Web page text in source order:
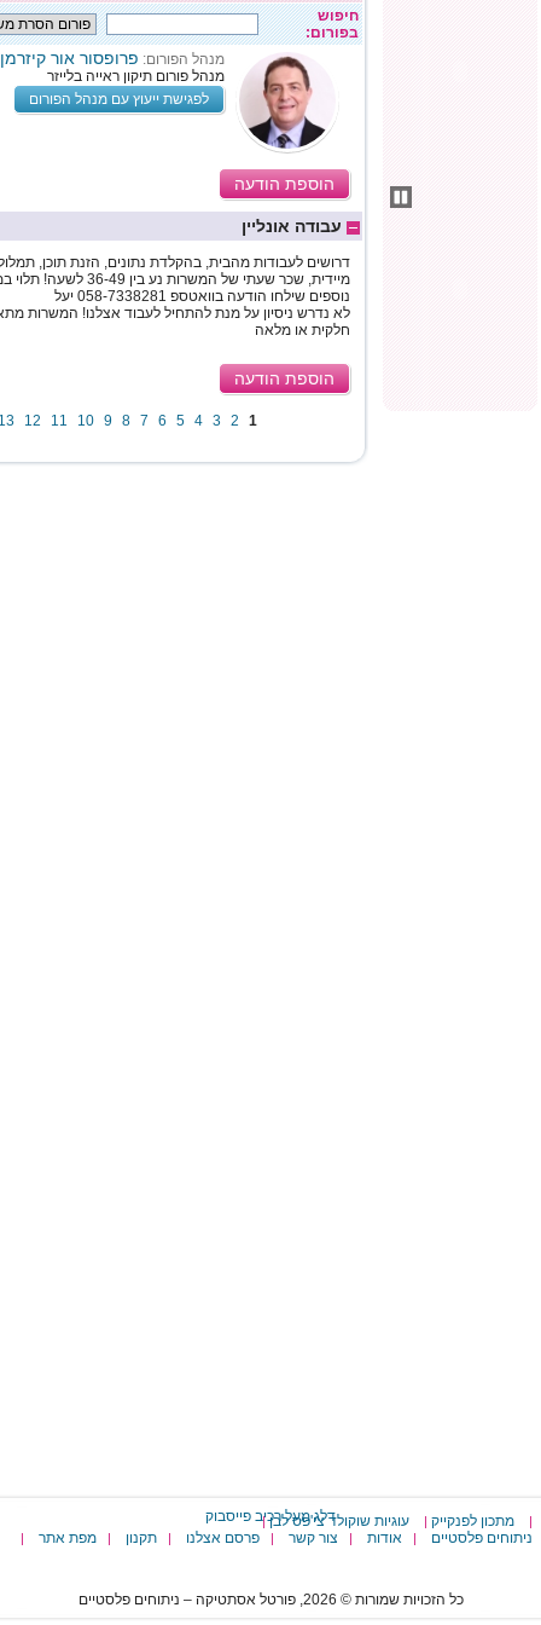
חיפוש
בפורום:
מנהל הפורום: פרופסור אור קיזרמן
מנהל פורום תיקון ראייה בלייזר
לפגישת ייעוץ עם מנהל הפורום
הוספת הודעה
עבודה אונליין
דרושים לעבודות מהבית, בהקלדת נתונים, הזנת תוכן,
מיידית, שכר שעתי של
נוספים שילחו הודעה בוואטספ 058-7338281 יעל
לא נדרש ניסיון על מנת להתחיל לעבוד אצלנו! המשרות
חלקית או מלאה
הוספת הודעה
1
2
3
4
5
6
7
8
9
10
11
12
דלג מעל רכיב פייסבוק | מתכון לפנקייק | עוגיות שוקולד צי'פס לבן |
ניתוחים פלסטיים | אודות | צור קשר | פרסם אצלנו | תקנון | מפת אתר |
כל הזכויות שמורות © 2026, פורטל אסתטיקה – ניתוחים פלסטיים